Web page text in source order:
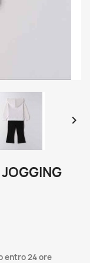

entro 24 ore